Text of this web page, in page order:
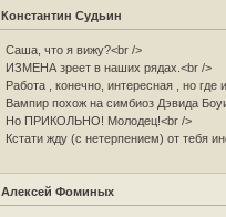
Константин Судьин
Саша, что я вижу?<br />
ИЗМЕНА зреет в наших рядах.<br />
Работа , конечно, интересная , но где
Вампир похож на симбиоз Дэвида
Но ПРИКОЛЬНО! Молодец!<br />
Кстати жду (с нетерпением) от тебя
Алексей Фоминых